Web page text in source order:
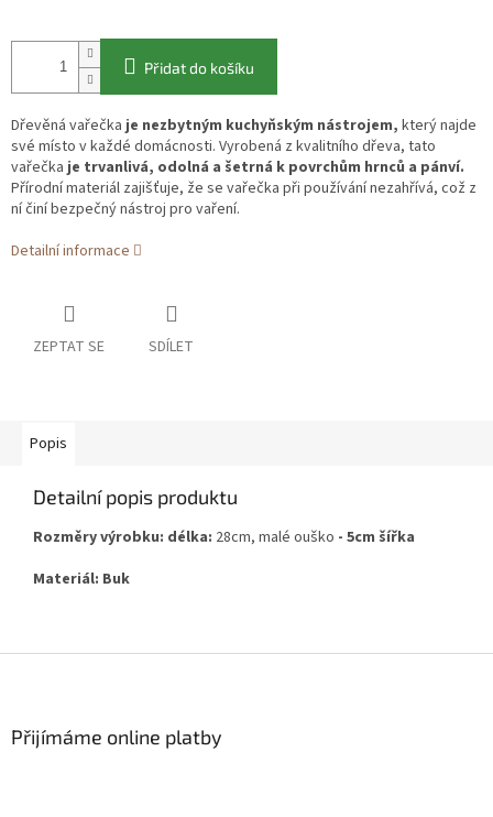
Přidat do košíku
Dřevěná vařečkaje nezbytným kuchyňským nástrojem, který najde
své místo v každé domácnosti. Vyrobená z kvalitního dřeva, tato
vařečkaje trvanlivá, odolná a šetrná k povrchům hrnců a pánví.
Přírodní materiál zajišťuje, že se vařečka při používání nezahřívá, což z
ní činí bezpečný nástroj pro vaření.
Detailní informace
ZEPTAT SE SDÍLET
Popis
Detailní popis produktu
Rozměry výrobku: délka: 28cm, malé ouško - 5cm šířka
Materiál: Buk
Přijímáme online platby